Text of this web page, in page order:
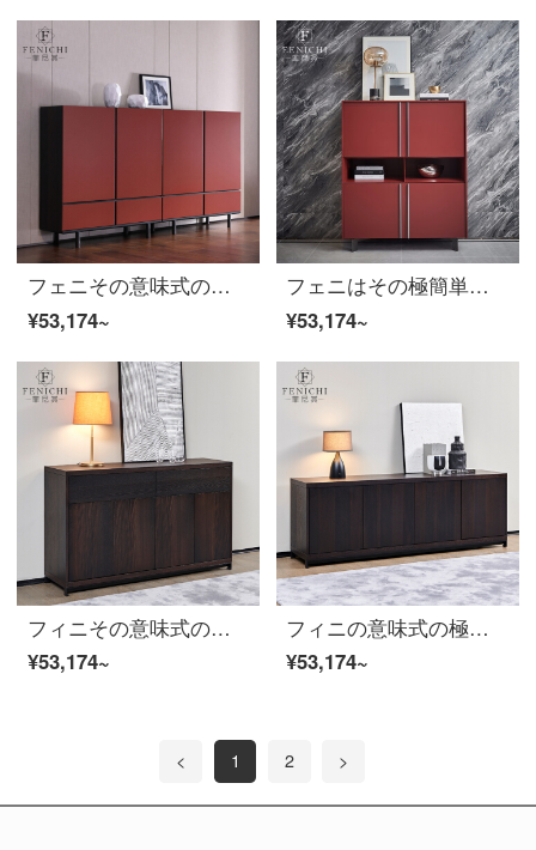
フェニその意味式の極簡単なサイドキャビネットレストランのお茶のキャビネットは斗キャビネットを収納します。イタリアの実木の食器棚は全部マットの漆の装飾面を詰めます。
¥53,174~
フェニはその極簡単で贅沢な風格の食事の辺のキャビネットの近代的な簡約な酒棚は商品棚のレストランの戸棚の北欧のイタリア式の家具の食事の辺のキャビネットのイタリア式を飾ります。
¥53,174~
フィニその意味式の極簡単なタバコはどんぐりの食事の辺のキャビネットをいぶします。実は木の四つのドアは壁のお茶の食器棚の高い棚によって一体に物を蓄えます。
¥53,174~
フィニの意味式の極簡単なタバコの薫製のオークの食事の辺のキャビネットの1.8メートルの本当の木の食器棚の近代的な簡単な約4つのレストランの食器棚の食事の辺のキャビネットの意味式はきわめて簡単です。
¥53,174~
< 1 2 >